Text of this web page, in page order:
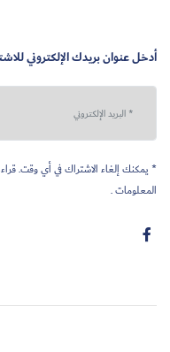
أدخل عنوان بريدك الإلكتروني
* يمكنك إلغاء الاشتراك في أي وقت.
المعلومات .